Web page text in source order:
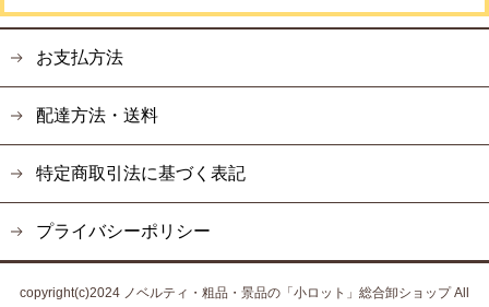
お支払方法
配達方法・送料
特定商取引法に基づく表記
プライバシーポリシー
copyright(c)2024 ノベルティ・粗品・景品の「小ロット」総合卸ショップ All